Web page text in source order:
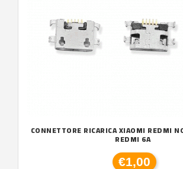
CONNETTORE RICARICA XIAOMI REDMI
REDMI 6A
€1,00